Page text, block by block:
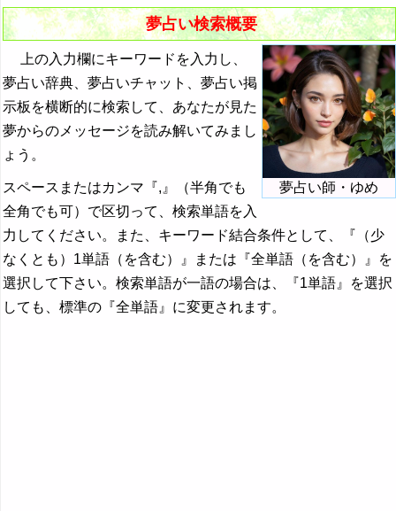
夢占い検索概要
夢占い師・ゆめ
上の入力欄にキーワードを入力し、
夢占い辞典、夢占いチャット、夢占い掲
示板を横断的に検索して、あなたが見た
夢からのメッセージを読み解いてみまし
ょう。
スペースまたはカンマ『,』（半角でも
全角でも可）で区切って、検索単語を入
力してください。また、キーワード結合条件として、『（少
なくとも）1単語（を含む）』または『全単語（を含む）』を
選択して下さい。検索単語が一語の場合は、『1単語』を選択
しても、標準の『全単語』に変更されます。